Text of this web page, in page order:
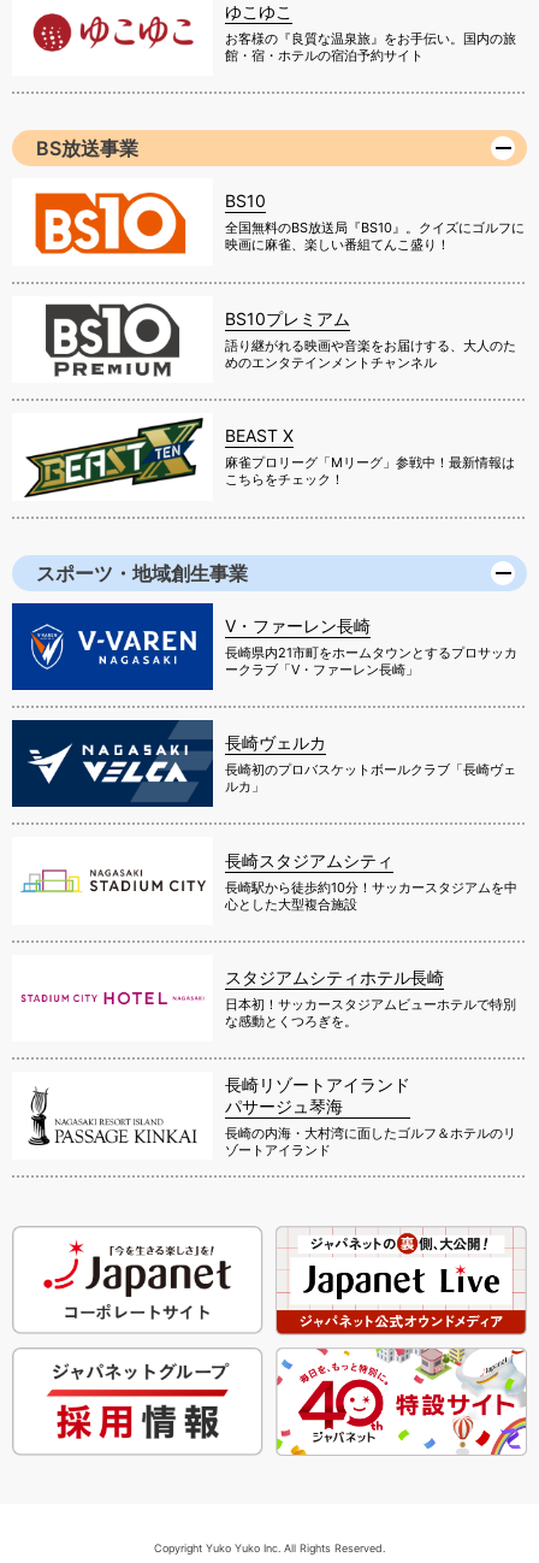
ゆこゆこ
お客様の『良質な温泉旅』をお手伝い。国内の旅
館・宿・ホテルの宿泊予約サイト
BS放送事業
BS10
全国無料のBS放送局『BS10』。クイズにゴルフに
映画に麻雀、楽しい番組てんこ盛り！
BS10プレミアム
語り継がれる映画や音楽をお届けする、大人のた
めのエンタテインメントチャンネル
BEAST X
麻雀プロリーグ「Mリーグ」参戦中！最新情報は
こちらをチェック！
スポーツ・地域創生事業
V・ファーレン長崎
長崎県内21市町をホームタウンとするプロサッカ
ークラブ「V・ファーレン長崎」
長崎ヴェルカ
長崎初のプロバスケットボールクラブ「長崎ヴェ
ルカ」
長崎スタジアムシティ
長崎駅から徒歩約10分！サッカースタジアムを中
心とした大型複合施設
スタジアムシティホテル長崎
日本初！サッカースタジアムビューホテルで特別
な感動とくつろぎを。
長崎リゾートアイランド
パサージュ琴海
長崎の内海・大村湾に面したゴルフ＆ホテルのリ
ゾートアイランド
Copyright Yuko Yuko Inc. All Rights Reserved.